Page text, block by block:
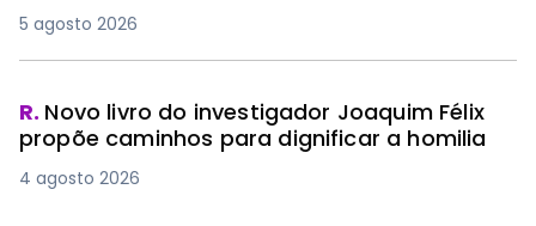
5 agosto 2026
R. Novo livro do investigador Joaquim Félix
propõe caminhos para dignificar a homilia
4 agosto 2026